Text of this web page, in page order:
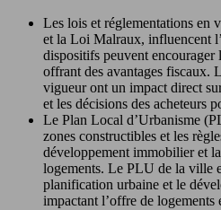
Les lois et réglementations en
et la Loi Malraux, influencent
dispositifs peuvent encourager
offrant des avantages fiscaux.
vigueur ont un impact direct
et les décisions des acheteurs
Le Plan Local d’Urbanisme
zones constructibles et les
développement immobilier et
logements. Le PLU de la ville
planification urbaine et le
impactant l’offre de logements